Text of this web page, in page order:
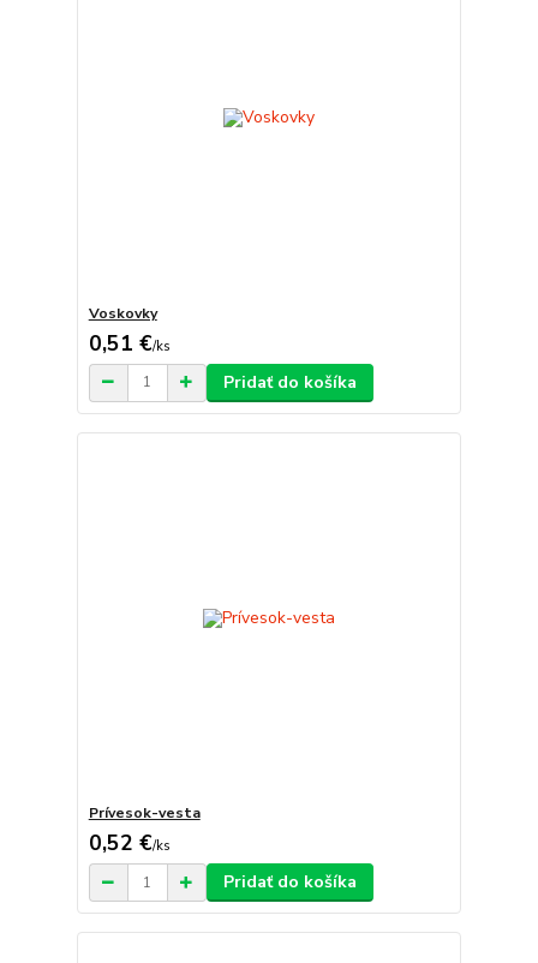
Voskovky
0,51 €/ks
Pridať do košíka
Prívesok-vesta
0,52 €/ks
Pridať do košíka